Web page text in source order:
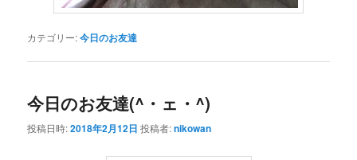
カテゴリー:今日のお友達
今日のお友達(^・ェ・^)
投稿日時:2018年2月12日 投稿者:nikowan